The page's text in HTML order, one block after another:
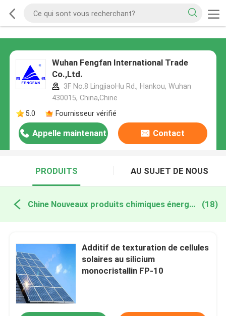
Wuhan Fengfan International Trade
Co.,Ltd.
3F No.8 LingjiaoHu Rd., Hankou, Wuhan
430015, China,Chine
5.0
Fournisseur vérifié
Appelle maintenant Contact
PRODUITS AU SUJET DE NOUS
Chine Nouveaux produits chimiques énergétiques (18)
Additif de texturation de cellules
solaires au silicium
monocristallin FP-10